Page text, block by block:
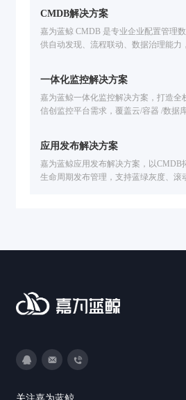
产信创环境，提升运维效率。免费申请
CMDB解决方案
嘉为蓝鲸 CMDB 是专业企业配置管理
供自动发现、流程联动、数据治理能力
一体化监控解决方案
嘉为蓝鲸一体化监控解决方案，打造全
信创监控平台需求，覆盖云/容器 /数据
务中信建投、广州公交、福田汽车等企
率，保障业务稳定运行。
应用发布解决方案
嘉为蓝鲸应用发布解决方案，以CMDB
生命周期发布管理，支持蓝绿灰度、滚